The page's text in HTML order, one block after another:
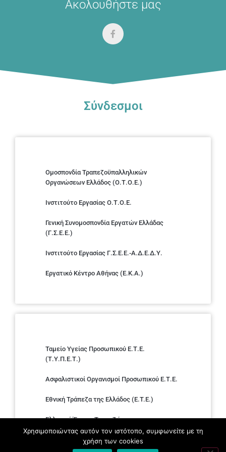
Ακολουθήστε μας
Σύνδεσμοι
Ομοσπονδία Τραπεζοϋπαλληλικών
Οργανώσεων Ελλάδος (Ο.Τ.Ο.Ε.)
Ινστιτούτο Εργασίας Ο.Τ.Ο.Ε.
Γενική Συνομοσπονδία Εργατών Ελλάδας
(Γ.Σ.Ε.Ε.)
Ινστιτούτο Εργασίας Γ.Σ.Ε.Ε.-Α.Δ.Ε.Δ.Υ.
Εργατικό Κέντρο Αθήνας (Ε.Κ.Α.)
Ταμείο Υγείας Προσωπικού Ε.Τ.Ε.
(Τ.Υ.Π.Ε.Τ.)
Ασφαλιστικοί Οργανισμοί Προσωπικού Ε.Τ.Ε.
Εθνική Τράπεζα της Ελλάδος (E.T.E.)
Ελληνική Ένωση Τραπεζών
Σύλλογος με παιδιά Α.με.Α. εργαζομένων και
συνταξιούχων Ε.Τ.Ε.
Χρησιμοποιώντας αυτόν τον ιστότοπο, συμφωνείτε με τη
χρήση των cookies